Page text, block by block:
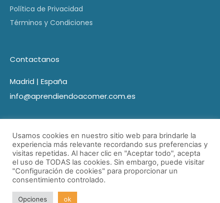
Política de Privacidad
Términos y Condiciones
Contactanos
Madrid | España
info@aprendiendoacomer.com.es
© Aprendiendo a comer 2021 Todos los derechos reservados
| Desarrollado por Marketing Cerca.
Usamos cookies en nuestro sitio web para brindarle la
experiencia más relevante recordando sus preferencias y
visitas repetidas. Al hacer clic en "Aceptar todo", acepta
el uso de TODAS las cookies. Sin embargo, puede visitar
"Configuración de cookies" para proporcionar un
consentimiento controlado.
Opciones ok